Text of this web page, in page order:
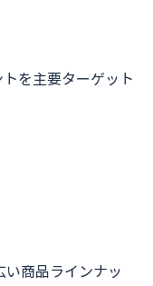
を主要ターゲット
商品ラインナッ